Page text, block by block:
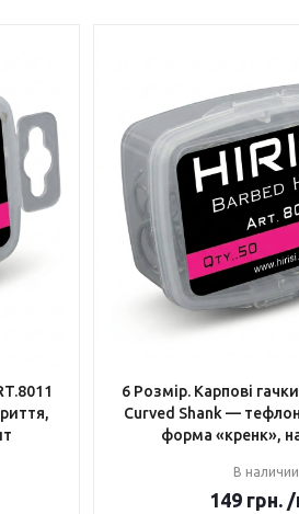
6 Розмір. Карпові
Curved Shank —
форма «кренк»,
В наличии
149 грн. /